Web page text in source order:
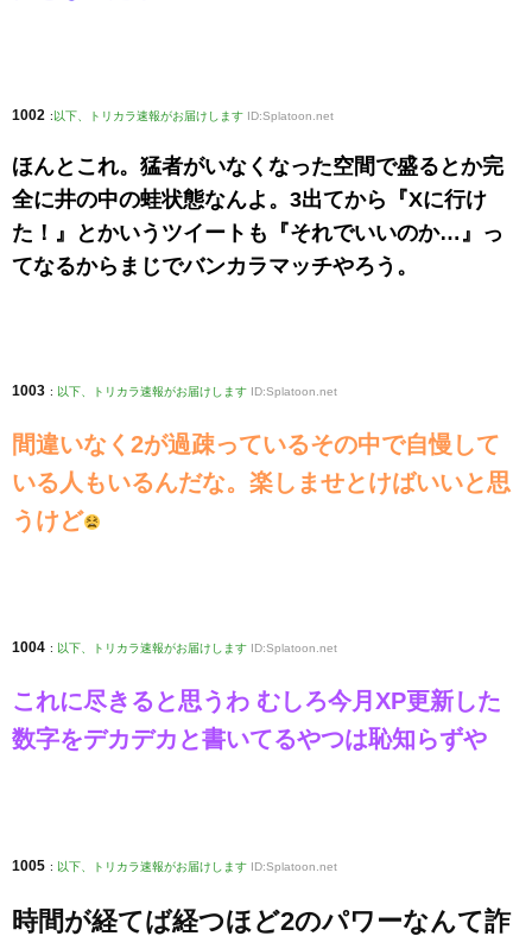
1002 : 以下、トリカラ速報がお届けします ID:Splatoon.net
ほんとこれ。猛者がいなくなった空間で盛るとか完
全に井の中の蛙状態なんよ。3出てから『Xに行け
た！』とかいうツイートも『それでいいのか…』っ
てなるからまじでバンカラマッチやろう。
1003 : 以下、トリカラ速報がお届けします ID:Splatoon.net
間違いなく2が過疎っているその中で自慢して
いる人もいるんだな。楽しませとけばいいと思
うけど
1004 : 以下、トリカラ速報がお届けします ID:Splatoon.net
これに尽きると思うわ むしろ今月XP更新した
数字をデカデカと書いてるやつは恥知らずや
1005 : 以下、トリカラ速報がお届けします ID:Splatoon.net
時間が経てば経つほど2のパワーなんて詐